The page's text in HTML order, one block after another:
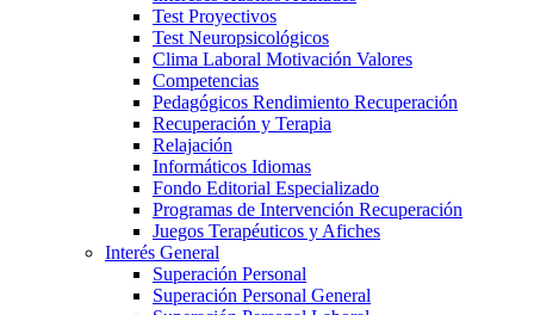
Test Proyectivos
Test Neuropsicológicos
Clima Laboral Motivación Valores
Competencias
Pedagógicos Rendimiento Recuperación
Recuperación y Terapia
Relajación
Informáticos Idiomas
Fondo Editorial Especializado
Programas de Intervención Recuperación
Juegos Terapéuticos y Afiches
Interés General
Superación Personal
Superación Personal General